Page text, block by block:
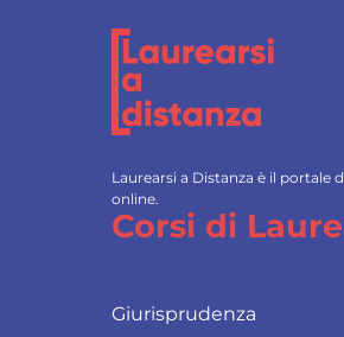
Laurearsi a Distanza è il
online.
Corsi di
Giurisprudenza